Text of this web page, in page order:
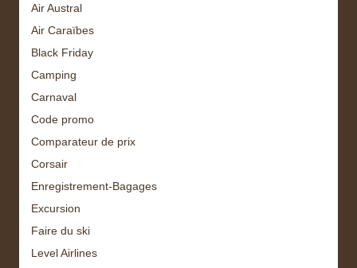
Air Austral
Air Caraïbes
Black Friday
Camping
Carnaval
Code promo
Comparateur de prix
Corsair
Enregistrement-Bagages
Excursion
Faire du ski
Level Airlines